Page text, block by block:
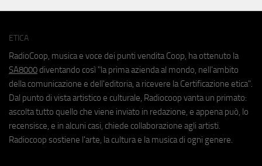
ETICA
RadioCoop, musica e voce dei punti vendita Coop, ha ottenuto la
SA8000 diventando così "la prima azienda al mondo, nell'ambito
della comunicazione e dell'editoria, a ricevere la Certificazione etica".
Dal punto di vista artistico e culturale, Radiocoop vanta un primato:
ascolta tutto quello che viene inviato in redazione, e appena può, lo
recensisce, e in alcuni casi, chiede collaborazione agli artisti.
Radiocoop sostiene l'arte, la cultura e la musica di ogni genere.